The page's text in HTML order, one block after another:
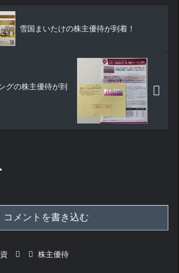
雪国まいたけの株主優待が到着！
グの株主優待が到
コメントを書き込む
株主優待